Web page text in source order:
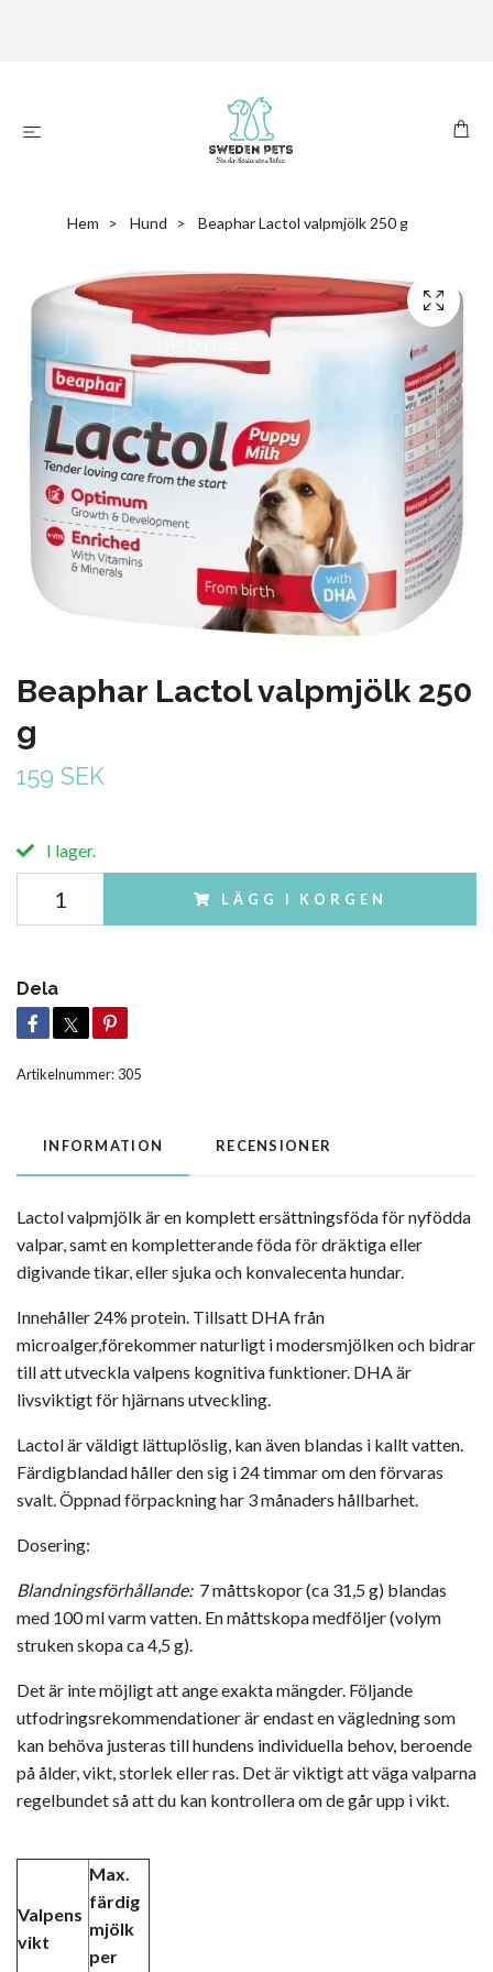
Hem Hund Beaphar Lactol valpmjölk 250 g
Beaphar Lactol valpmjölk 250
g
159 SEK
I lager.
LÄGG I KORGEN
Dela
Artikelnummer: 305
INFORMATION RECENSIONER
Lactol valpmjölk är en komplett ersättningsföda för nyfödda
valpar, samt en kompletterande föda för dräktiga eller
digivande tikar, eller sjuka och konvalecenta hundar.
Innehåller 24% protein. Tillsatt DHA från
microalger,förekommer naturligt i modersmjölken och bidrar
till att utveckla valpens kognitiva funktioner. DHA är
livsviktigt för hjärnans utveckling.
Lactol är väldigt lättuplöslig, kan även blandas i kallt vatten.
Färdigblandad håller den sig i 24 timmar om den förvaras
svalt. Öppnad förpackning har 3 månaders hållbarhet.
Dosering:
Blandningsförhållande:7 måttskopor (ca 31,5 g) blandas
med 100 ml varm vatten. En måttskopa medföljer (volym
struken skopa ca 4,5 g).
Det är inte möjligt att ange exakta mängder. Följande
utfodringsrekommendationer är endast en vägledning som
kan behöva justeras till hundens individuella behov, beroende
på ålder, vikt, storlek eller ras. Det är viktigt att väga valparna
regelbundet så att du kan kontrollera om de går upp i vikt.
Valpens
vikt
Max.
färdig
mjölk
per